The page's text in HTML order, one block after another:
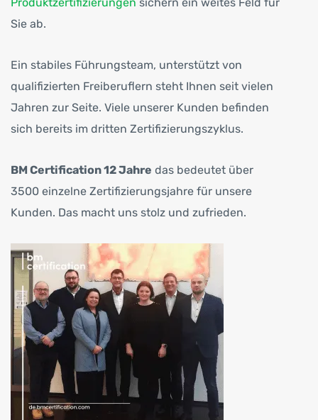
Sie ab.
Ein stabiles Führungsteam, unterstützt von
qualifizierten Freiberuflern steht Ihnen seit vielen
Jahren zur Seite. Viele unserer Kunden befinden
sich bereits im dritten Zertifizie­rungszyklus.
BM Certification 12 Jahre das bedeutet über
3500 einzelne Zertifizierungsjahre für unsere
Kunden. Das macht uns stolz und zufrieden.